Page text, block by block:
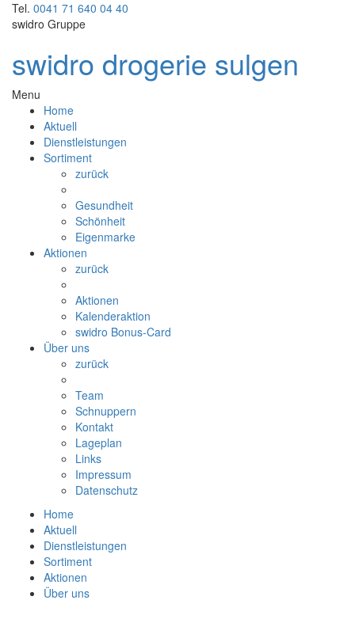
Tel. 0041 71 640 04 40
swidro Gruppe
swidro drogerie sulgen
Menu
Home
Aktuell
Dienstleistungen
Sortiment
zurück
Gesundheit
Schönheit
Eigenmarke
Aktionen
zurück
Aktionen
Kalenderaktion
swidro Bonus-Card
Über uns
zurück
Team
Schnuppern
Kontakt
Lageplan
Links
Impressum
Datenschutz
Home
Aktuell
Dienstleistungen
Sortiment
Aktionen
Über uns